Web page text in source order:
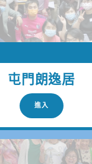
屯門朗逸居
進入